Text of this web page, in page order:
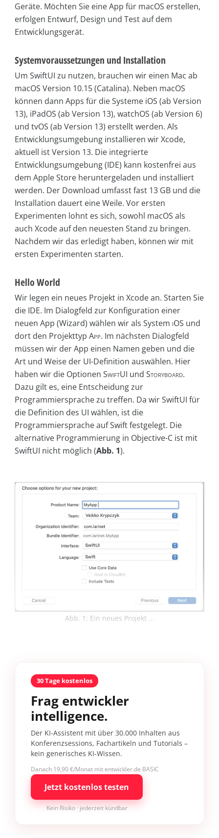
Geräte. Möchten Sie eine App für macOS erstellen,
erfolgen Entwurf, Design und Test auf dem
Entwicklungsgerät.
Systemvoraussetzungen und Installation
Um SwiftUI zu nutzen, brauchen wir einen Mac ab
macOS Version 10.15 (Catalina). Neben macOS
können dann Apps für die Systeme iOS (ab Version
13), iPadOS (ab Version 13), watchOS (ab Version 6)
und tvOS (ab Version 13) erstellt werden. Als
Entwicklungsumgebung installieren wir Xcode,
aktuell ist Version 13. Die integrierte
Entwicklungsumgebung (IDE) kann kostenfrei aus
dem Apple Store heruntergeladen und installiert
werden. Der Download umfasst fast 13 GB und die
Installation dauert eine Weile. Vor ersten
Experimenten lohnt es sich, sowohl macOS als
auch Xcode auf den neuesten Stand zu bringen.
Nachdem wir das erledigt haben, können wir mit
ersten Experimenten starten.
Hello World
Wir legen ein neues Projekt in Xcode an. Starten Sie
die IDE. Im Dialogfeld zur Konfiguration einer
neuen App (Wizard) wählen wir als System iOS und
dort den Projekttyp App. Im nächsten Dialogfeld
müssen wir der App einen Namen geben und die
Art und Weise der UI-Definition auswählen. Hier
haben wir die Optionen SwiftUI und Storyboard.
Dazu gilt es, eine Entscheidung zur
Programmiersprache zu treffen. Da wir SwiftUI für
die Definition des UI wählen, ist die
Programmiersprache auf Swift festgelegt. Die
alternative Programmierung in Objective-C ist mit
SwiftUI nicht möglich (Abb. 1).
Abb. 1: Ein neues Projekt ...
30 Tage kostenlos
Frag entwickler
intelligence.
Der KI-Assistent mit über 30.000 Inhalten aus
Konferenzsessions, Fachartikeln und Tutorials –
kein generisches KI-Wissen.
Danach 19,90 €/Monat mit entwickler.de BASIC
Jetzt kostenlos testen
Kein Risiko · jederzeit kündbar